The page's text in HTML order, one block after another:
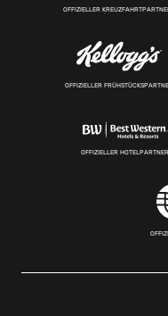
OFFIZIELLER
OFFIZIELLER
OFFIZIELLER